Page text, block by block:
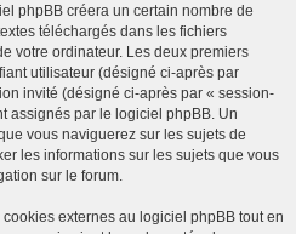
phpBB créera un certain nombre de
téléchargés dans les fichiers
votre ordinateur. Les deux premiers
utilisateur (désigné ci-après par
invité (désigné ci-après par « session-
assignés par le logiciel phpBB. Un
vous naviguerez sur les sujets de
les informations sur les sujets que vous
sur le forum.
externes au logiciel phpBB tout en